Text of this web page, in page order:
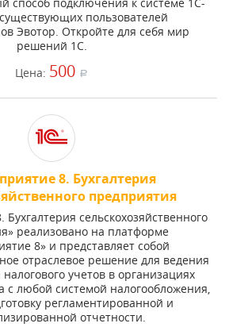
пользователей
Эвотор. Откройте для себя мир
решений 1С.
Цена: 500 a
8. Бухгалтерия
предприятия
сельскохозяйственного
реализовано на платформе
8» и представляет собой
отраслевое решение для ведения
налогового учетов в организациях
с любой системой налогообложения,
регламентированной и
отчетности.